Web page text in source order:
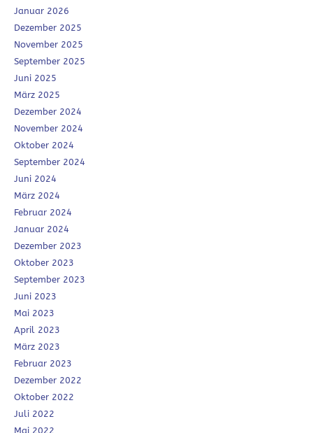
Januar 2026
Dezember 2025
November 2025
September 2025
Juni 2025
März 2025
Dezember 2024
November 2024
Oktober 2024
September 2024
Juni 2024
März 2024
Februar 2024
Januar 2024
Dezember 2023
Oktober 2023
September 2023
Juni 2023
Mai 2023
April 2023
März 2023
Februar 2023
Dezember 2022
Oktober 2022
Juli 2022
Mai 2022